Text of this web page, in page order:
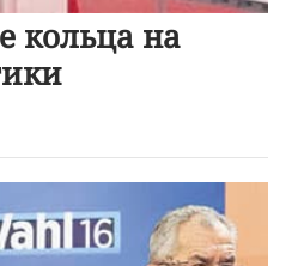
кольца на